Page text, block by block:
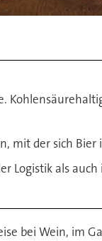
mit der sich Bier
Logistik als
bei Wein, im